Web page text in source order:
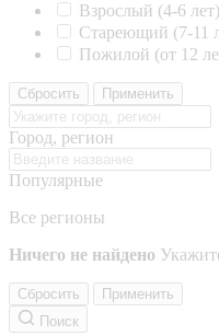
Взрослый (4-6 лет)
Стареющий (7-11
Пожилой (от 12
Сбросить Применить
Город, регион
Популярные
Все регионы
Ничего не найдено
Сбросить
Применить
Поиск